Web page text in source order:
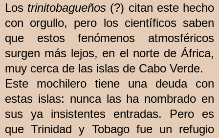
Los trinitobagueños (?) citan este hecho
con orgullo, pero los científicos saben
que estos fenómenos atmosféricos
surgen más lejos, en el norte de África,
muy cerca de las islas de Cabo Verde.
Este mochilero tiene una deuda con
estas islas: nunca las ha nombrado en
sus ya insistentes entradas. Pero es
que Trinidad y Tobago fue un refugio